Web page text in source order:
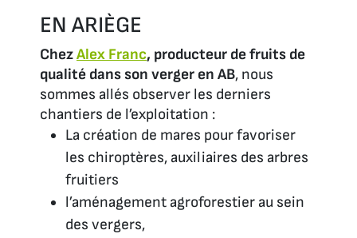
EN ARIÈGE
ChezAlex Franc, producteur de fruits de
qualité dans son verger en AB, nous
sommes allés observer les derniers
chantiers de l’exploitation :
La création de mares pour favoriser
les chiroptères, auxiliaires des arbres
fruitiers
l’aménagement agroforestier au sein
des vergers,